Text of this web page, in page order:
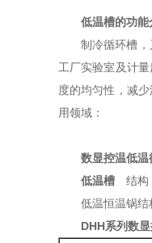
低温槽的功能
制冷循环槽
工厂实验室及计
度的均匀性，减
用领域：
数显控温低温
低温槽 结构
低温恒温锅结
DHH系列数